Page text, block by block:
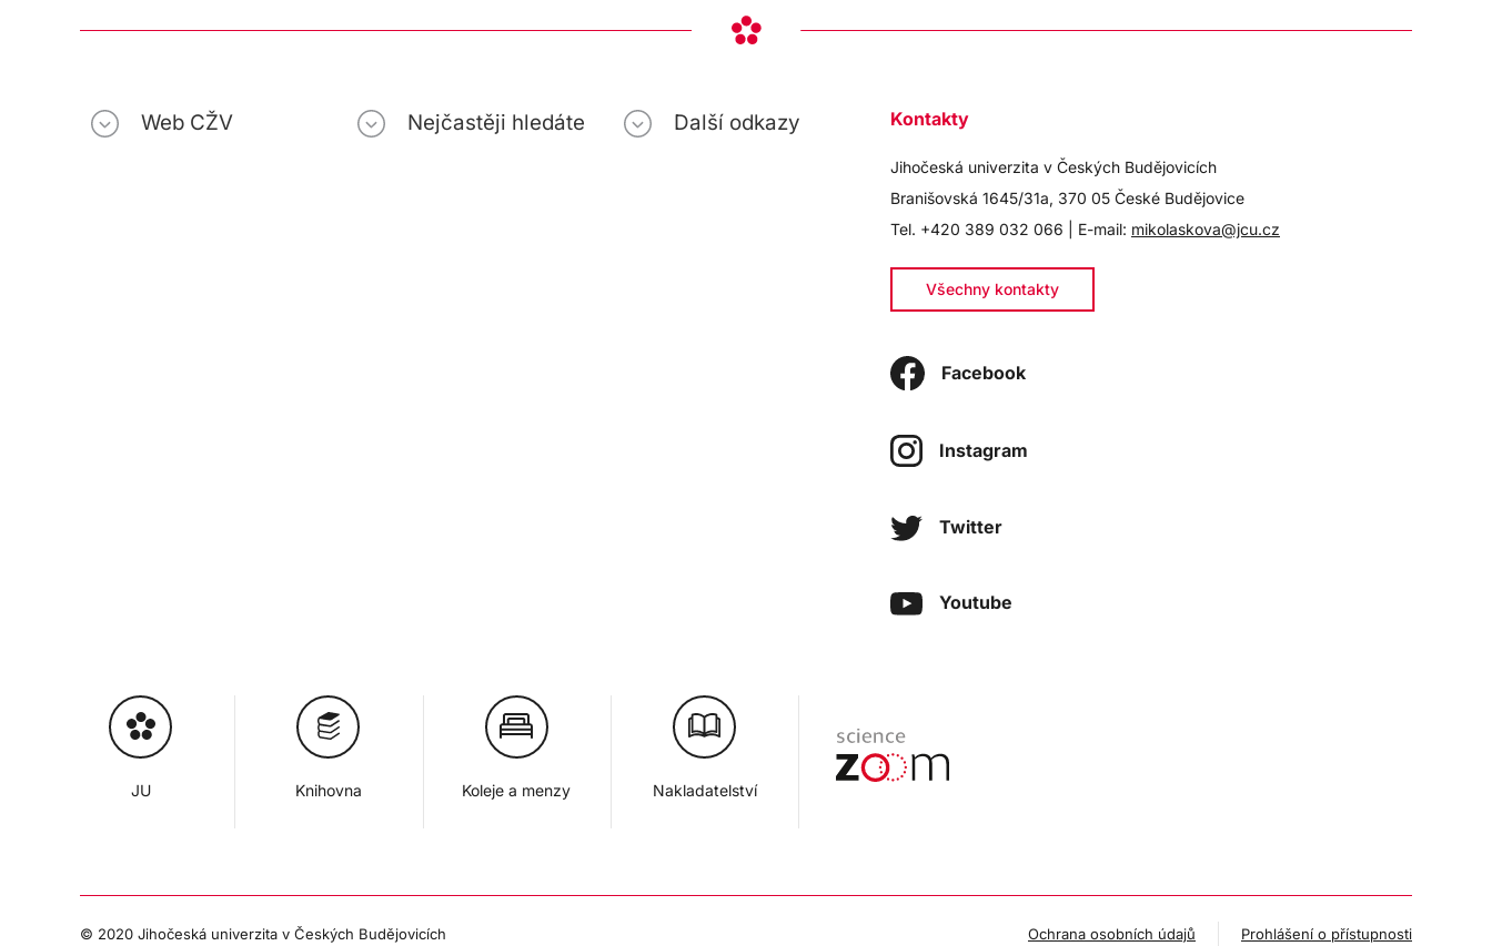
Web CŽV Nejčastěji hledáte Další odkazy Kontakty
Jihočeská univerzita v Českých Budějovicích
Branišovská 1645/31a, 370 05 České Budějovice
Tel. +420 389 032 066 | E-mail: mikolaskova@jcu.cz
Všechny kontakty
Facebook
Instagram
Twitter
Youtube
JU Knihovna Koleje a menzy Nakladatelství
© 2020 Jihočeská univerzita v Českých Budějovicích Ochrana osobních údajů Prohlášení o přístupnosti